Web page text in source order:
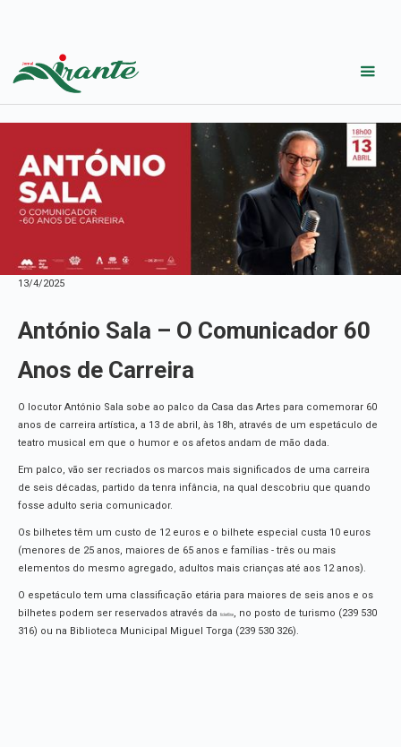
13/4/2025
António Sala – O Comunicador 60
Anos de Carreira
O locutor António Sala sobe ao palco da Casa das Artes para comemorar 60
anos de carreira artística, a 13 de abril, às 18h, através de um espetáculo de
teatro musical em que o humor e os afetos andam de mão dada.
Em palco, vão ser recriados os marcos mais significados de uma carreira
de seis décadas, partido da tenra infância, na qual descobriu que quando
fosse adulto seria comunicador.
Os bilhetes têm um custo de 12 euros e o bilhete especial custa 10 euros
(menores de 25 anos, maiores de 65 anos e famílias - três ou mais
elementos do mesmo agregado, adultos mais crianças até aos 12 anos).
O espetáculo tem uma classificação etária para maiores de seis anos e os
bilhetes podem ser reservados através da
ticketline , no posto de turismo (239 530
316) ou na Biblioteca Municipal Miguel Torga (239 530 326).